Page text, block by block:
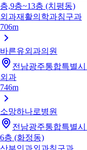
층,9층~13층 (치평동)
외과재활의학과침구과
706m
바른유외과의원
전남광주통합특별
외과
746m
소망하나로병원
전남광주통합특별
6층 (화정동)
산부인과외과침구과